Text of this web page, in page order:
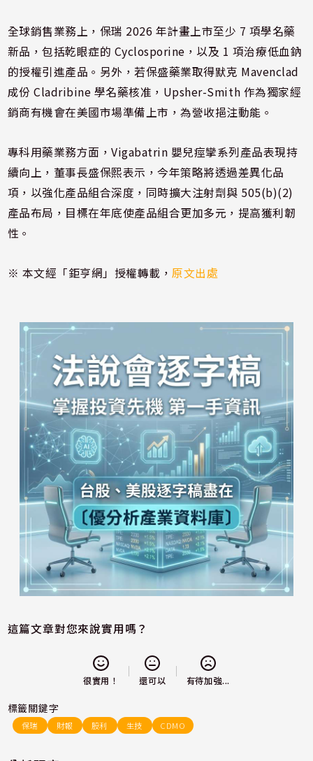
全球銷售業務上，保瑞 2026 年計畫上市至少 7 項學名藥
新品，包括乾眼症的 Cyclosporine，以及 1 項治療低血鈉
的授權引進產品。另外，若保盛藥業取得默克 Mavenclad
成份 Cladribine 學名藥核准，Upsher-Smith 作為獨家經
銷商有機會在美國市場準備上市，為營收挹注動能。
專科用藥業務方面，Vigabatrin 嬰兒痙攣系列產品表現持
續向上，董事長盛保熙表示，今年策略將透過差異化品
項，以強化產品組合深度，同時擴大注射劑與 505(b)(2)
產品布局，目標在年底使產品組合更加多元，提高獲利韌
性。
※ 本文經「鉅亨網」授權轉載，原文出處
這篇文章對您來說實用嗎？
很實用！ 還可以 有待加強...
標籤關鍵字
保瑞 財報 股利 生技 CDMO